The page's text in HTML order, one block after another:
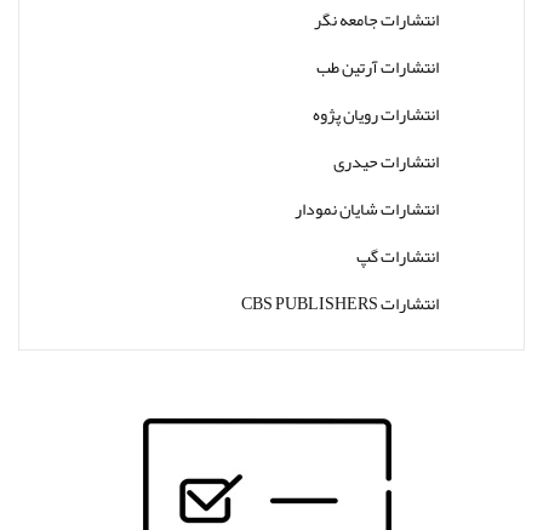
انتشارات جامعه نگر
انتشارات آرتین طب
انتشارات رویان پژوه
انتشارات حیدری
انتشارات شایان نمودار
انتشارات گپ
انتشارات CBS PUBLISHERS
انتشارات Thieme
انتشارات ارجمند